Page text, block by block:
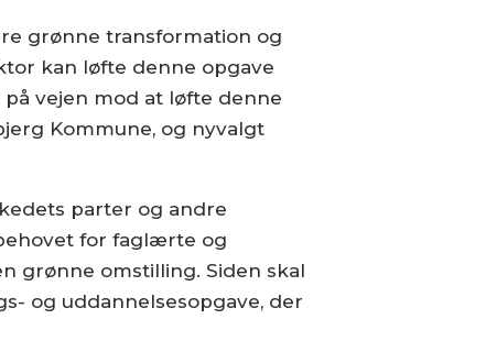
grønne transformation og
kan løfte denne opgave
vejen mod at løfte denne
Kommune, og nyvalgt
parter og andre
for faglærte og
grønne omstilling. Siden skal
og uddannelsesopgave, der